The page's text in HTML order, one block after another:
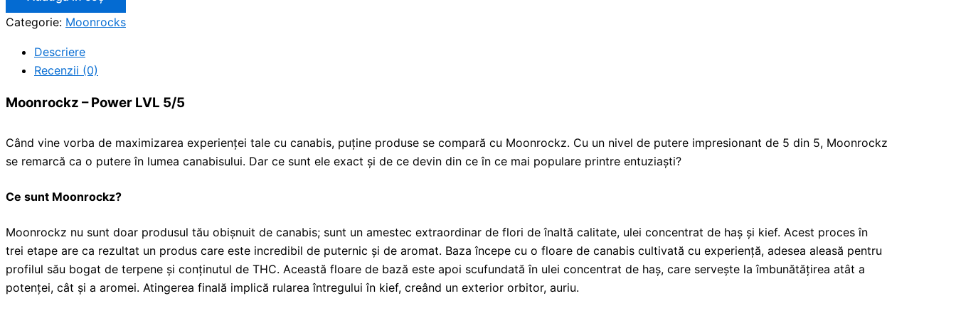
Categorie: Moonrocks
Descriere
Recenzii (0)
Moonrockz – Power LVL 5/5
Când vine vorba de maximizarea experienței tale cu canabis, puține produse se compară cu Moonrockz. Cu un nivel de putere impresionant de 5 din 5, Moonrockz
se remarcă ca o putere în lumea canabisului. Dar ce sunt ele exact și de ce devin din ce în ce mai populare printre entuziaști?
Ce sunt Moonrockz?
Moonrockz nu sunt doar produsul tău obișnuit de canabis; sunt un amestec extraordinar de flori de înaltă calitate, ulei concentrat de haș și kief. Acest proces în
trei etape are ca rezultat un produs care este incredibil de puternic și de aromat. Baza începe cu o floare de canabis cultivată cu experiență, adesea aleasă pentru
profilul său bogat de terpene și conținutul de THC. Această floare de bază este apoi scufundată în ulei concentrat de haș, care servește la îmbunătățirea atât a
potenței, cât și a aromei. Atingerea finală implică rularea întregului în kief, creând un exterior orbitor, auriu.